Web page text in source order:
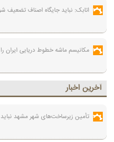
اتابک: نباید جایگاه اصناف تضعیف
مکانیسم ماشه خطوط دریایی ایران
آخرين اخبار
تأمین زیرساخت‌های شهر مشهد